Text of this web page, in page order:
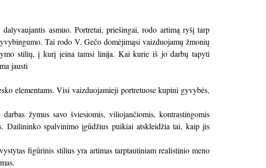
asmuo. Portretai, priešingai, rodo artimą ryšį tarp
Tai rodo V. Gečo domėjimąsi vaizduojamų žmonių
stilių, į kurį įeina tamsi linija. Kai kurie iš jo darbų tapyti
jausti
elementams. Visi vaizduojamieji portretuose kupini gyvybės,
žymus savo šviesiomis, viliojančiomis, kontrastingomis
Dailininko spalvinimo įgūdžius puikiai atskleidžia tai, kaip jis
figūrinis stilius yra artimas tarptautiniam realistinio meno